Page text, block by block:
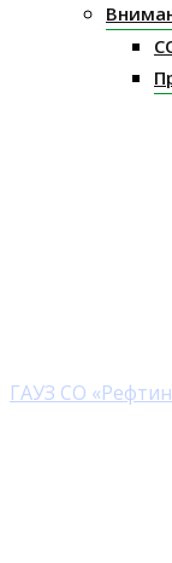
ГАУЗ СО